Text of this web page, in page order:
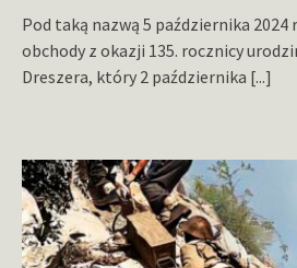
Pod taką nazwą 5 października 2024
obchody z okazji 135. rocznicy
Dreszera, który 2 października [...]